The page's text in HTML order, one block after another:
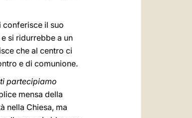
conferisce il suo
si ridurrebbe a un
che al centro ci
e di comunione.
partecipiamo
mensa della
nella Chiesa, ma